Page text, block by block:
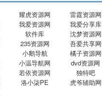
耀虎资源网 雷霆资源网
我爱资源网 我爱分享库
软件库 沈梦资源网
235资源网 吾爱共享网
小鹅导航 橘子资源网
小温导航网 dvd资源网
若依资源网 独特吧
洛小柒PE 虎爷辅助网